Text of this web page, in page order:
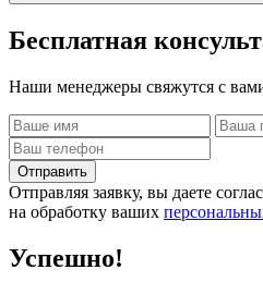
Бесплатная
Наши менеджеры свяжутся с
Отправить
Отправляя заявку, вы даете
на обработку ваших
Успешно!